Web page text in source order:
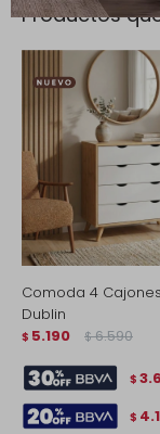
Productos
Comoda 4
Dublin
$ 5.190 $ 6.590
$
$